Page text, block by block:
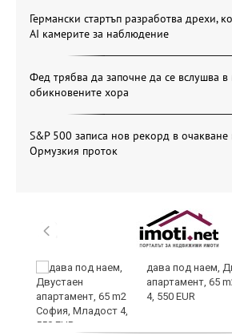
Германски стартъп разработва дрехи,
AI камерите за наблюдение
Фед трябва да започне да се вслушва
обикновените хора
S&P 500 записа нов рекорд в очакване
Ормузкия проток
дава под наем,
апартамент, 65
4, 550 EUR